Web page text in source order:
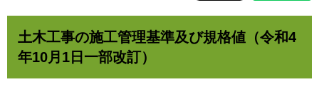
土木工事の施工管理基準及び規格値（令和4
年10月1日一部改訂）